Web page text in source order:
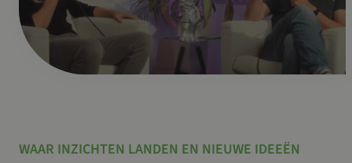
WAAR INZICHTEN LANDEN EN NIEUWE IDEEËN